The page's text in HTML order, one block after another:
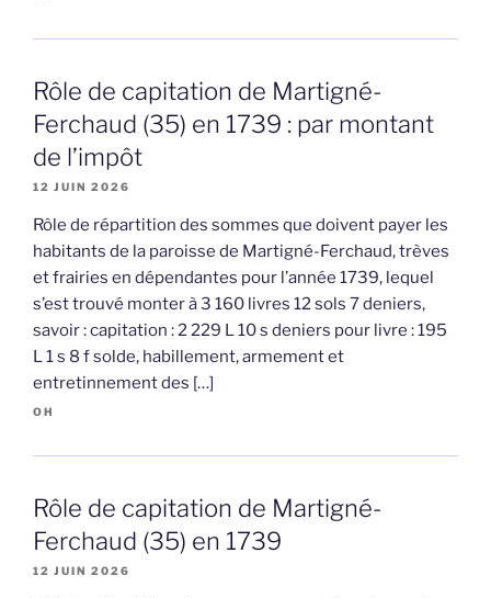
Rôle de capitation de Martigné-
Ferchaud (35) en 1739 : par montant
de l’impôt
12 JUIN 2026
Rôle de répartition des sommes que doivent payer les
habitants de la paroisse de Martigné-Ferchaud, trèves
et frairies en dépendantes pour l’année 1739, lequel
s’est trouvé monter à 3 160 livres 12 sols 7 deniers,
savoir : capitation : 2 229 L 10 s deniers pour livre : 195
L 1 s 8 f solde, habillement, armement et
entretinnement des […]
OH
Rôle de capitation de Martigné-
Ferchaud (35) en 1739
12 JUIN 2026